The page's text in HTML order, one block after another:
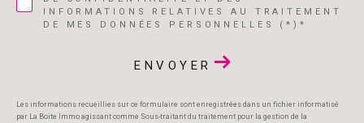
INFORMATIONS RELATIVES AU TRAITEMENT
DE MES DONNÉES PERSONNELLES (*)*
ENVOYER
Les informations recueillies sur ce formulaire sont enregistrées dans un fichier informatisé
par La Boite Immo agissant comme Sous-traitant du traitement pour la gestion de la